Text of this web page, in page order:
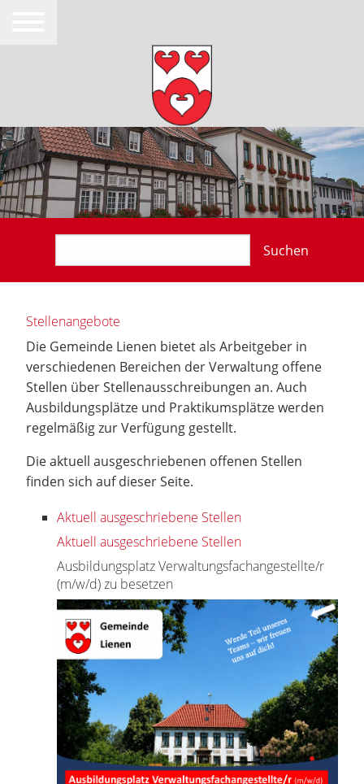
Suchen
Stellenangebote
Die Gemeinde Lienen bietet als Arbeitgeber in
verschiedenen Bereichen der Verwaltung offene
Stellen über Stellenausschreibungen an. Auch
Ausbildungsplätze und Praktikumsplätze werden
regelmäßig zur Verfügung gestellt.
Die aktuell ausgeschriebenen offenen Stellen
finden sich auf dieser Seite.
Aktuell ausgeschriebene Stellen
Aktuell ausgeschriebene Stellen
Ausbildungsplatz Verwaltungsfachangestellte/r
(m/w/d) zu besetzen